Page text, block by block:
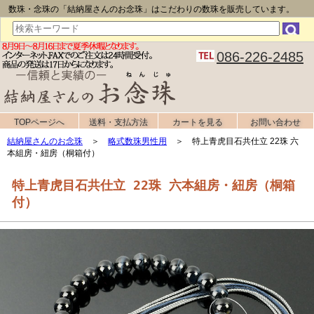
数珠・念珠の「結納屋さんのお念珠」はこだわりの数珠を販売しています。
086-226-2485
TOPページへ 送料・支払方法 カートを見る
お問い合わせ
結納屋さんのお念珠 ＞ 略式数珠男性用
＞ 特上青虎目石共仕立 22珠 六
本組房・紐房（桐箱付）
特上青虎目石共仕立 22珠 六本組房・紐房（桐箱
付）